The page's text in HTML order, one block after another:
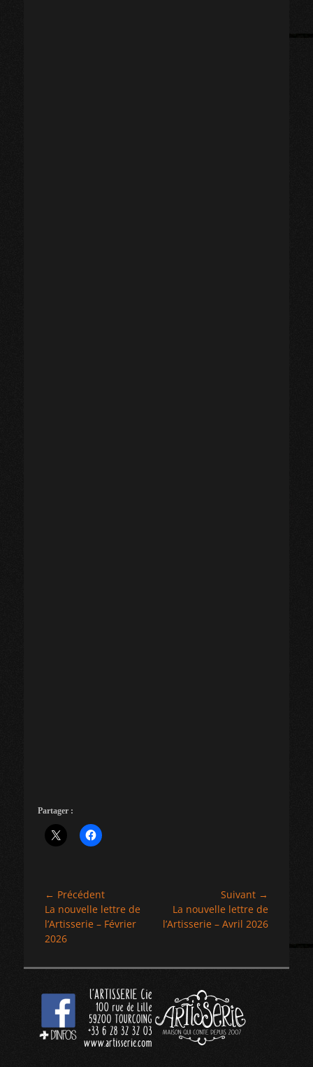
Partager :
Navigation
de
l’article
← Précédent
Article
précédent :
La nouvelle lettre de
l’Artisserie – Février
2026
Suivant →
Article
suivant :
La nouvelle lettre de
l’Artisserie – Avril 2026